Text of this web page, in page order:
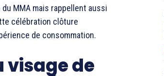
MMA mais rappellent aussi
célébration clôture
de consommation.
visage de